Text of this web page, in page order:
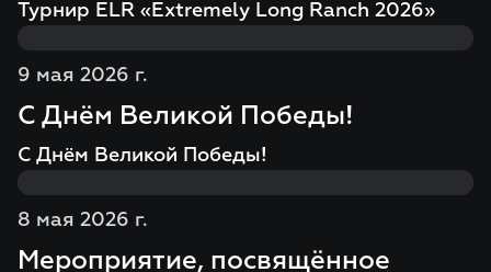
Турнир ELR «Extremely Long Ranch 2026»
9 мая 2026 г.
С Днём Великой Победы!
С Днём Великой Победы!
8 мая 2026 г.
Мероприятие, посвящённое